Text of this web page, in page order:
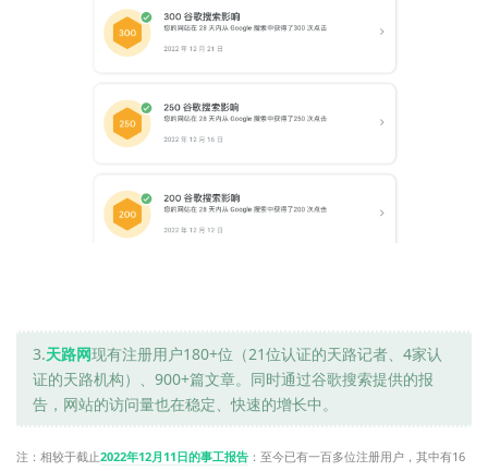
3.天路网现有注册用户180+位（21位认证的天路记者、4家认
证的天路机构）、900+篇文章。同时通过谷歌搜索提供的报
告，网站的访问量也在稳定、快速的增长中。
注：相较于截止2022年12月11日的事工报告 ：至今已有一百多位注册用户，其中有16